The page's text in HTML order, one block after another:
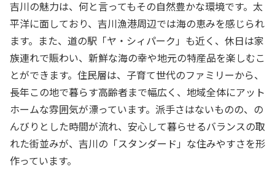
吉川の魅力は、何と言ってもその自然豊かな環境です。太
平洋に面しており、吉川漁港周辺では海の恵みを感じられ
ます。また、道の駅「ヤ・シィパーク」も近く、休日は家
族連れで賑わい、新鮮な海の幸や地元の特産品を楽しむこ
とができます。住民層は、子育て世代のファミリーから、
長年この地で暮らす高齢者まで幅広く、地域全体にアット
ホームな雰囲気が漂っています。派手さはないものの、の
んびりとした時間が流れ、安心して暮らせるバランスの取
れた街並みが、吉川の「スタンダード」な住みやすさを形
作っています。